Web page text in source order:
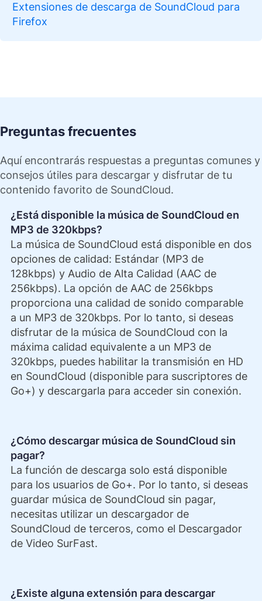
Extensiones de descarga de SoundCloud para
Firefox
Preguntas frecuentes
Aquí encontrarás respuestas a preguntas comunes y
consejos útiles para descargar y disfrutar de tu
contenido favorito de SoundCloud.
¿Está disponible la música de SoundCloud en
MP3 de 320kbps?
La música de SoundCloud está disponible en dos
opciones de calidad: Estándar (MP3 de
128kbps) y Audio de Alta Calidad (AAC de
256kbps). La opción de AAC de 256kbps
proporciona una calidad de sonido comparable
a un MP3 de 320kbps. Por lo tanto, si deseas
disfrutar de la música de SoundCloud con la
máxima calidad equivalente a un MP3 de
320kbps, puedes habilitar la transmisión en HD
en SoundCloud (disponible para suscriptores de
Go+) y descargarla para acceder sin conexión.
¿Cómo descargar música de SoundCloud sin
pagar?
La función de descarga solo está disponible
para los usuarios de Go+. Por lo tanto, si deseas
guardar música de SoundCloud sin pagar,
necesitas utilizar un descargador de
SoundCloud de terceros, como el Descargador
de Video SurFast.
¿Existe alguna extensión para descargar